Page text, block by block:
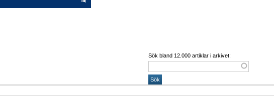
Sök bland 12.000 artiklar i arkivet: